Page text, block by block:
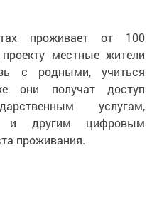
проживает от 100
местные жители
с родными, учиться
они получат доступ
услугам,
и другим цифровым
проживания.